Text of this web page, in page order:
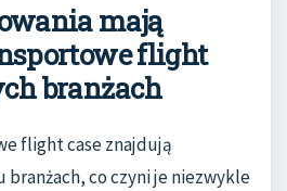
mają
flight
branżach
flight case znajdują
branżach, co czyni je niezwykle